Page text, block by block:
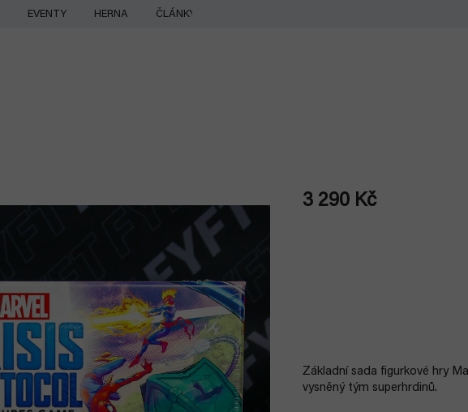
EVENTY HERNA ČLÁNKY
3 290 Kč
Základní sada figurkové hry
vysněný tým superhrdinů.